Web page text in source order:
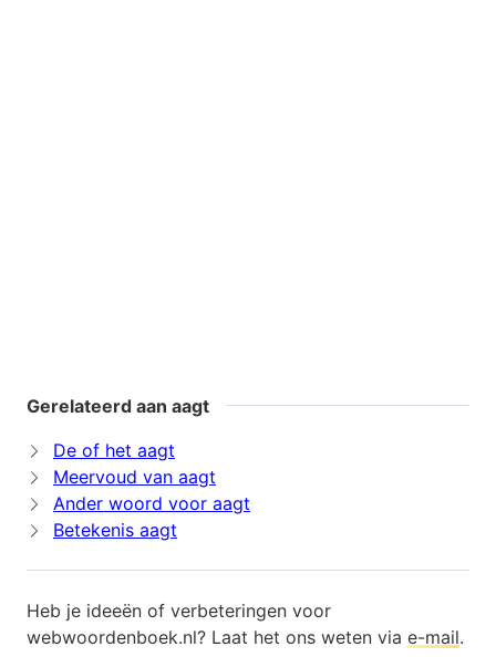
Gerelateerd aan aagt
De of het aagt
Meervoud van aagt
Ander woord voor aagt
Betekenis aagt
Heb je ideeën of verbeteringen voor
webwoordenboek.nl? Laat het ons weten via e-mail.